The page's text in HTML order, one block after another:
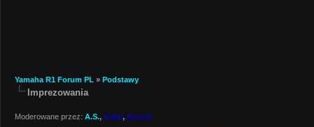
Yamaha R1 Forum PL » Podstawy
Imprezowania
Moderowane przez: A.S., Kafel, Koczis